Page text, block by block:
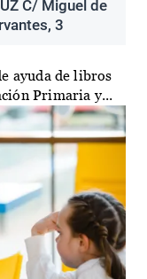
C/ Miguel de
3
ayuda de libros
Primaria y...